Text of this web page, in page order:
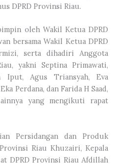
DPRD Provinsi Riau.
oleh Wakil Ketua DPRD
bersama Wakil Ketua DPRD
serta dihadiri Anggota
yakni Septina Primawati,
Iput, Agus Triansyah, Eva
Perdana, dan Farida H Saad,
yang mengikuti rapat
Persidangan dan Produk
Riau Khuzairi, Kepala
DPRD Provinsi Riau Afdillah